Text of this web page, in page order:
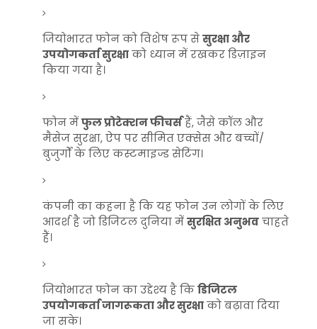
जियोभारत फोन को विशेष रूप सेसुरक्षा और
उपयोगकर्ता सुरक्षाको ध्यान में रखकर डिज़ाइन
किया गया है।
फोन मेंफुल प्रोटेक्शन फीचर्सहैं, जैसे कॉल और
मैसेज सुरक्षा, ऐप पर सीमित एक्सेस और बच्चों/
बुजुर्गों के लिए कस्टमाइज्ड सेटिंग।
कंपनी का कहना है कि यह फोन उन लोगों के लिए
आदर्श है जो डिजिटल दुनिया मेंसुरक्षित अनुभवचाहते
हैं।
जियोभारत फोन का उद्देश्य है किडिजिटल
उपयोगकर्ता जागरूकता और सुरक्षाको बढ़ावा दिया
जा सके।